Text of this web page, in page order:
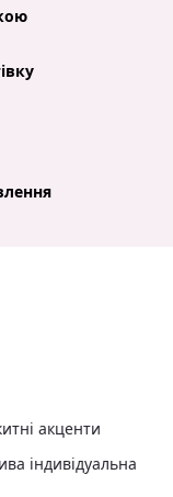
акценти
індивідуальна